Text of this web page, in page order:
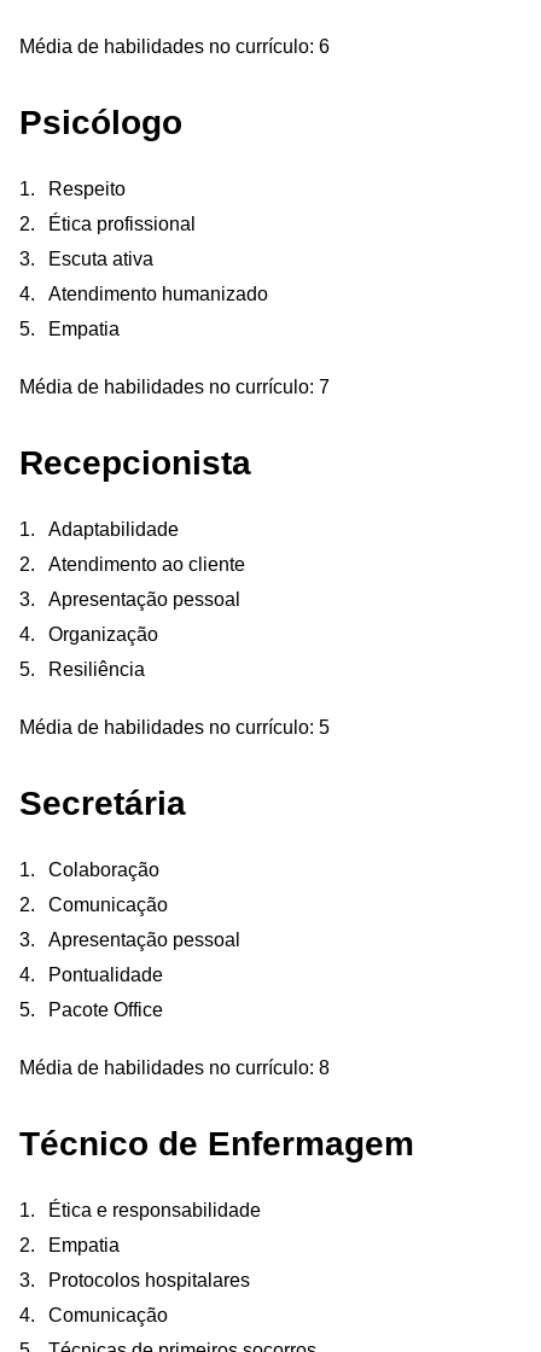
Média de habilidades no currículo: 6
Psicólogo
Respeito
Ética profissional
Escuta ativa
Atendimento humanizado
Empatia
Média de habilidades no currículo: 7
Recepcionista
Adaptabilidade
Atendimento ao cliente
Apresentação pessoal
Organização
Resiliência
Média de habilidades no currículo: 5
Secretária
Colaboração
Comunicação
Apresentação pessoal
Pontualidade
Pacote Office
Média de habilidades no currículo: 8
Técnico de Enfermagem
Ética e responsabilidade
Empatia
Protocolos hospitalares
Comunicação